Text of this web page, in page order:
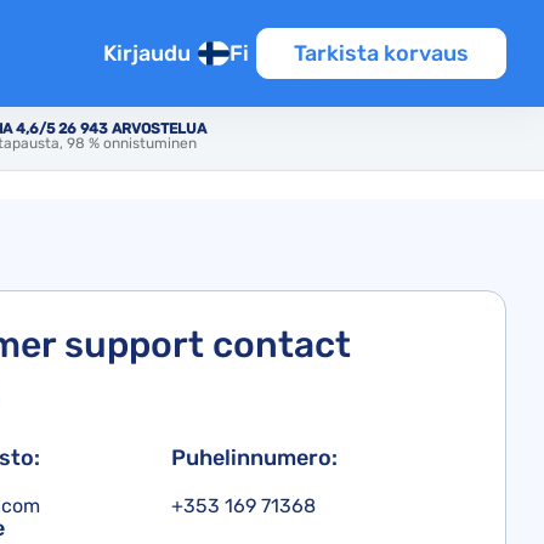
Kirjaudu Fi Tarkista korvaus
4,6/5 26 943 ARVOSTELUA
98 % onnistuminen
support contact
Puhelinnumero:
+353 169 71368